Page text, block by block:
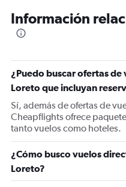
categories.
The
Y
axis
displaying
values.
Range:
0
600.
Información
¿Puedo buscar ofertas de
Loreto que incluyan
Sí, además de ofertas de
Cheapflights ofrece
tanto vuelos como hoteles.
¿Cómo busco vuelos
Loreto?